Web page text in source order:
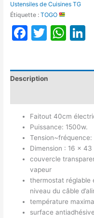
Ustensiles de Cuisines TG
Étiquette :TOGO
Facebook
Twitter
Description
Faitout 40cm
Puissance: 1500w.
Dimension : 16 x
couvercle
vapeur
thermostat réglable
niveau du câble
température
surface antiadhésive